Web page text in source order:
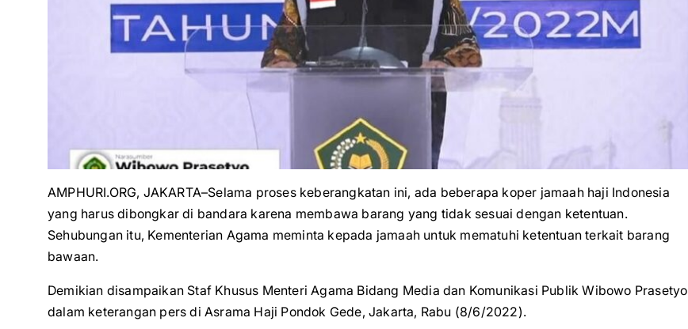
AMPHURI.ORG, JAKARTA–Selama proses keberangkatan ini, ada beberapa koper jamaah haji Indonesia
yang harus dibongkar di bandara karena membawa barang yang tidak sesuai dengan ketentuan.
Sehubungan itu, Kementerian Agama meminta kepada jamaah untuk mematuhi ketentuan terkait barang
bawaan.
Demikian disampaikan Staf Khusus Menteri Agama Bidang Media dan Komunikasi Publik Wibowo Prasetyo
dalam keterangan pers di Asrama Haji Pondok Gede, Jakarta, Rabu (8/6/2022).